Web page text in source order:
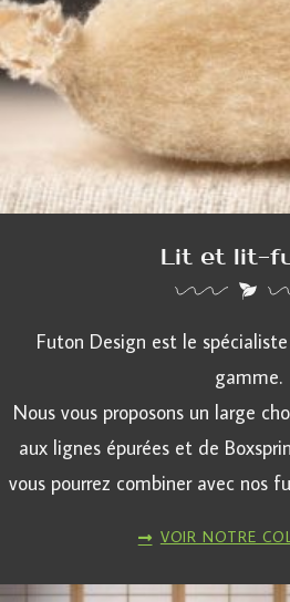
Lit et lit-
Futon Design est le
gamme.
Nous vous proposons un large
aux lignes épurées et de
vous pourrez combiner avec nos
VOIR NOTRE